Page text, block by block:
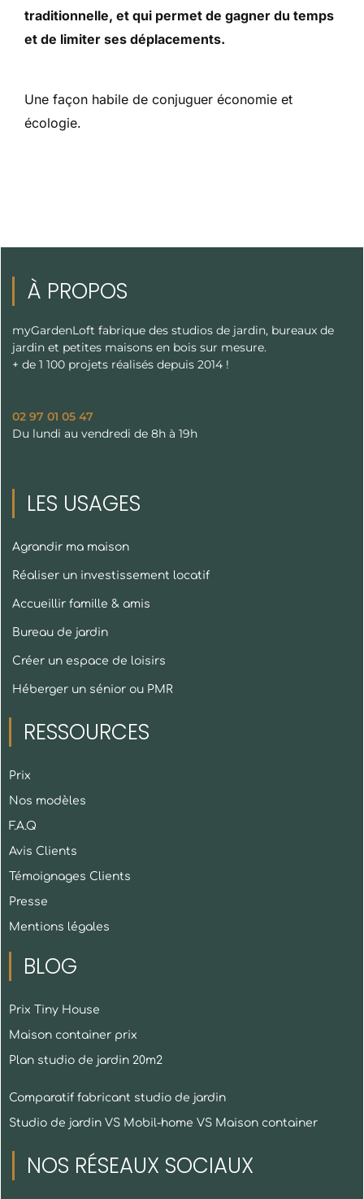
traditionnelle, et qui permet de gagner du temps
et de limiter ses déplacements.
Une façon habile de conjuguer économie et
écologie.
À PROPOS
myGardenLoft fabrique des studios de jardin, bureaux de
jardin et petites maisons en bois sur mesure.
+ de 1 100 projets réalisés depuis 2014 !
02 97 01 05 47
Du lundi au vendredi de 8h à 19h
LES USAGES
Agrandir ma maison
Réaliser un investissement locatif
Accueillir famille & amis
Bureau de jardin
Créer un espace de loisirs
Héberger un sénior ou PMR
RESSOURCES
Prix
Nos modèles
F.A.Q
Avis Clients
Témoignages Clients
Presse
Mentions légales
BLOG
Prix Tiny House
Maison container prix
Plan studio de jardin 20m2
Comparatif fabricant studio de jardin
Studio de jardin VS Mobil-home VS Maison container
NOS RÉSEAUX SOCIAUX